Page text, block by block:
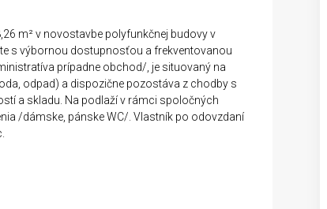
m² v novostavbe polyfunkčnej budovy v
s výbornou dostupnosťou a frekventovanou
prípadne obchod/, je situovaný na
odpad) a dispozične pozostáva z chodby s
a skladu. Na podlaží v rámci spoločných
/dámske, pánske WC/. Vlastník po odovzdaní